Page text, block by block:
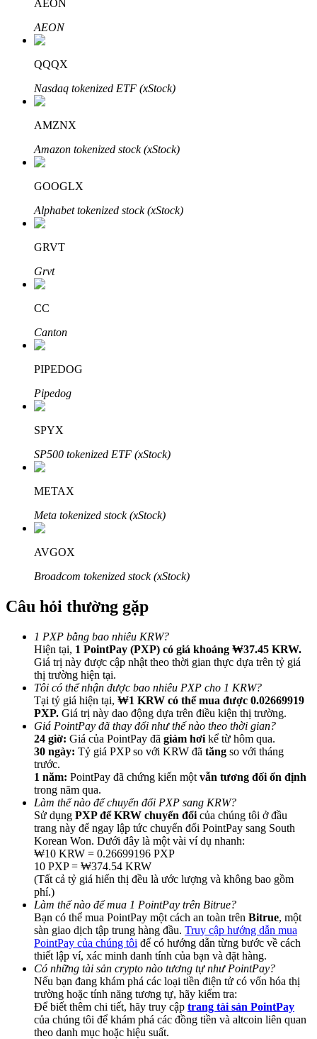
Đầu tư cố định và quản lý tài chính
Tận hưởng việc quản lý tài chính hiện tại và thu nhập lâu dài
Bitrue
Đối tác Bitrue
Đối tác Bitrue
Lên đến 65% hoa hồng!
Giới thiệu
Mời một người bạn để nhận phần thưởng tiền mặt
BTC Welcome Rewards
BTC Welcome Rewards
Deposit & Trade BTC to Share 25000 USDT prize pool!
Deposit CASHCAT & Win
AEON
AEON
QQQX
Nasdaq tokenized ETF (xStock)
AMZNX
Amazon tokenized stock (xStock)
GOOGLX
Alphabet tokenized stock (xStock)
GRVT
Grvt
CC
Canton
PIPEDOG
Pipedog
SPYX
SP500 tokenized ETF (xStock)
METAX
Meta tokenized stock (xStock)
AVGOX
Broadcom tokenized stock (xStock)
Câu hỏi thường gặp
1 PXP bằng bao nhiêu KRW?
Hiện tại, 1 PointPay (PXP) có giá khoảng ₩37.45 KRW.
Giá trị này được cập nhật theo thời gian thực dựa trên tỷ giá
thị trường hiện tại.
Tôi có thể nhận được bao nhiêu PXP cho 1 KRW?
Tại tỷ giá hiện tại, ₩1 KRW có thể mua được 0.02669919
PXP. Giá trị này dao động dựa trên điều kiện thị trường.
Giá PointPay đã thay đổi như thế nào theo thời gian?
24 giờ: Giá của PointPay đã giảm hơi kể từ hôm qua.
30 ngày: Tỷ giá PXP so với KRW đã tăng so với tháng
trước.
1 năm: PointPay đã chứng kiến một vẫn tương đối ổn định
trong năm qua.
Làm thế nào để chuyển đổi PXP sang KRW?
Sử dụng PXP để KRW chuyển đổi của chúng tôi ở đầu
trang này để ngay lập tức chuyển đổi PointPay sang South
Korean Won. Dưới đây là một vài ví dụ nhanh:
₩10 KRW = 0.26699196 PXP
10 PXP = ₩374.54 KRW
(Tất cả tỷ giá hiển thị đều là ước lượng và không bao gồm
phí.)
Làm thế nào để mua 1 PointPay trên Bitrue?
Bạn có thể mua PointPay một cách an toàn trên Bitrue, một
sàn giao dịch tập trung hàng đầu. Truy cập hướng dẫn mua
PointPay của chúng tôi để có hướng dẫn từng bước về cách
thiết lập ví, xác minh danh tính của bạn và đặt hàng.
Có những tài sản crypto nào tương tự như PointPay?
Nếu bạn đang khám phá các loại tiền điện tử có vốn hóa thị
trường hoặc tính năng tương tự, hãy kiểm tra:
Để biết thêm chi tiết, hãy truy cập trang tài sản PointPay
của chúng tôi để khám phá các đồng tiền và altcoin liên quan
theo danh mục hoặc hiệu suất.